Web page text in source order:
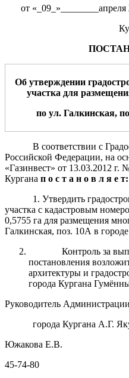
от «_09_»________апреля
Об утверждении
участка для
по ул. Галкинская,
В соответствии с
Российской Федерации, на
«Газинвест» от 13.03.2012
Кургана п о с т а н о в л я е т:
1. Утвердить
участка с кадастровым
0,5755 га для размещения
Галкинская, поз. 10А в
Контроль за
постановления
архитектуры и
города Кургана
Руководитель Администрации
города Кургана А.Г.
Южакова Е.В.
45-74-80